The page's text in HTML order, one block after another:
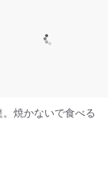
焼かないで食べる